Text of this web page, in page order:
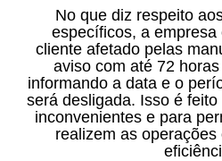
No que diz respeito
específicos, a
cliente afetado pelas
aviso com até 72
informando a data e o
será desligada. Isso é
inconvenientes e para
realizem as